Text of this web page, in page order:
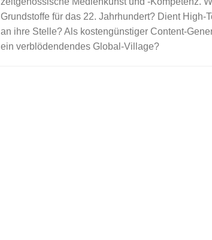
Grundstoffe für das 22. Jahrhundert? Dient High-
an ihre Stelle? Als kostengünstiger Content-
ein verblödendendes Global-Village?